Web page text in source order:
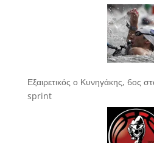
Εξαιρετικός ο Κυνηγάκης, 6ος
sprint